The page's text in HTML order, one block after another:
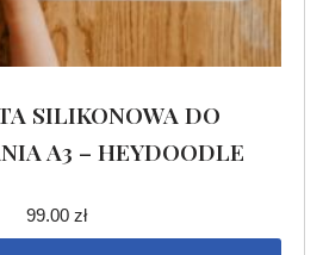
SILIKONOWA DO
A3 – HEYDOODLE
99.00 zł